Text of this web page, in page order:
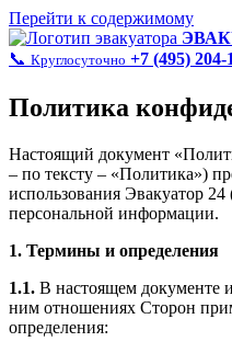
Перейти к содержимому
📞 Круглосуточно +7 (495) 204-
Политика
Настоящий документ
– по тексту – «Политика»)
использования Эвакуатор
персональной информации.
1. Термины и определения
1.1. В настоящем документе
ним отношениях Сторон
определения: